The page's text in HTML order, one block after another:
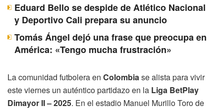
Eduard Bello se despide de Atlético Nacional
y Deportivo Cali prepara su anuncio
Tomás Ángel dejó una frase que preocupa en
América: «Tengo mucha frustración»
La comunidad futbolera en Colombiase alista para vivir
este viernes un auténtico partidazo en la Liga BetPlay
Dimayor II – 2025. En el estadio Manuel Murillo Toro de